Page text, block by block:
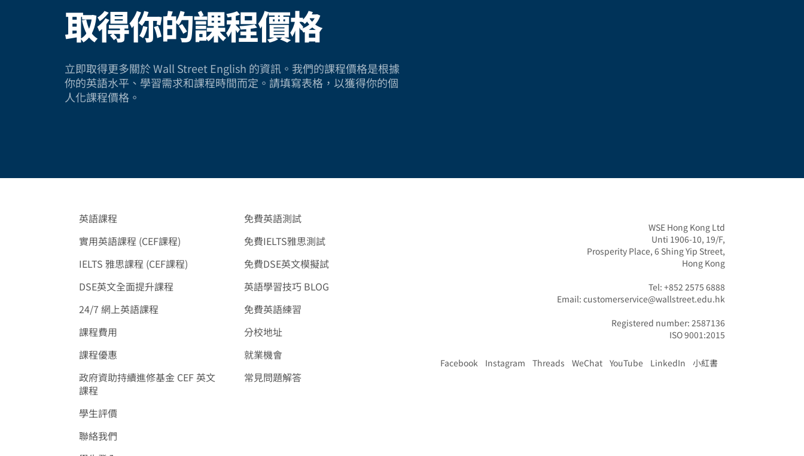
取得你的課程價格
立即取得更多關於 Wall Street English 的資訊。我們的課程價格是根據
你的英語水平、學習需求和課程時間而定。請填寫表格，以獲得你的個
人化課程價格。
英語課程
實用英語課程 (CEF課程)
IELTS 雅思課程 (CEF課程)
DSE英文全面提升課程
24/7 網上英語課程
課程費用
課程優惠
政府資助持續進修基金 CEF 英文
課程
學生評價
聯絡我們
免費英語測試
免費IELTS雅思測試
免費DSE英文模擬試
英語學習技巧 BLOG
免費英語練習
分校地址
就業機會
常見問題解答
WSE Hong Kong Ltd
Unti 1906-10, 19/F,
Prosperity Place, 6 Shing Yip Street,
Hong Kong
Tel: +852 2575 6888
Email: customerservice@wallstreet.edu.hk
Registered number: 2587136
ISO 9001:2015
Facebook Instagram Threads WeChat YouTube LinkedIn 小紅書